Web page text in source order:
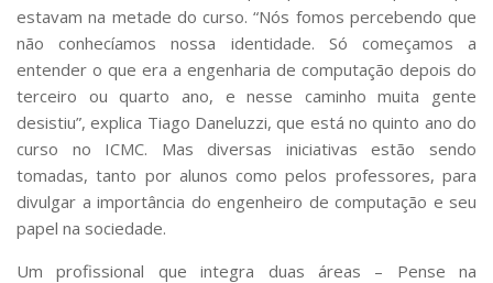
estavam na metade do curso. “Nós fomos percebendo que
não conhecíamos nossa identidade. Só começamos a
entender o que era a engenharia de computação depois do
terceiro ou quarto ano, e nesse caminho muita gente
desistiu”, explica Tiago Daneluzzi, que está no quinto ano do
curso no ICMC. Mas diversas iniciativas estão sendo
tomadas, tanto por alunos como pelos professores, para
divulgar a importância do engenheiro de computação e seu
papel na sociedade.
Um profissional que integra duas áreas – Pense na